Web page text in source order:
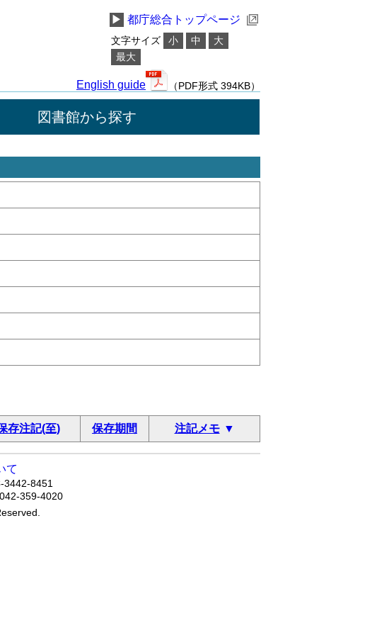
▶ 都庁総合トップページ
文字サイズ 小 中
大
最大
English guide （PDF形式 394KB）
図書館から探す
存注記(至) 保存期間 注記メモ
て
8451
359-4020